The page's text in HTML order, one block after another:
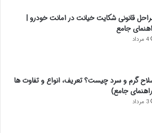
قانونی شکایت خیانت در امانت خودرو |
جامع
4 مرداد
گرم و سرد چیست؟ تعریف، انواع و تفاوت ها
جامع)
3 مرداد